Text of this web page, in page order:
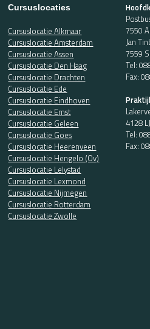
Cursuslocaties
Cursuslocatie Alkmaar
Cursuslocatie Amsterdam
Cursuslocatie Assen
Cursuslocatie Den Haag
Cursuslocatie Drachten
Cursuslocatie Ede
Cursuslocatie Eindhoven
Cursuslocatie Emst
Cursuslocatie Geleen
Cursuslocatie Goes
Cursuslocatie Heerenveen
Cursuslocatie Hengelo (Ov)
Cursuslocatie Lelystad
Cursuslocatie Lexmond
Cursuslocatie Nijmegen
Cursuslocatie Rotterdam
Cursuslocatie Zwolle
7550
Jan
7559
Tel:
Fax:
4128
Tel:
Fax: